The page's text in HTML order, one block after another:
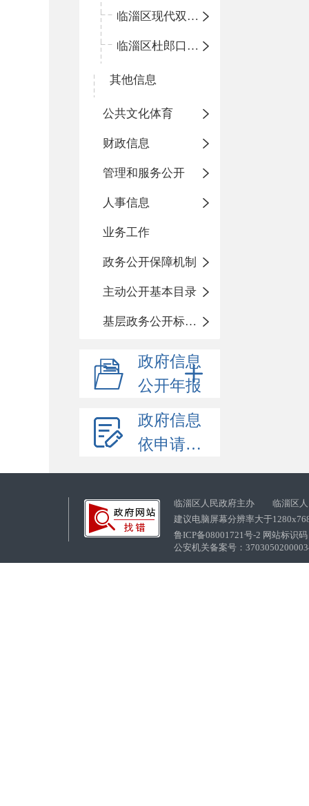
临淄区现代双语学校
临淄区杜郎口小学
其他信息
公共文化体育
财政信息
管理和服务公开
人事信息
业务工作
政务公开保障机制
主动公开基本目录
基层政务公开标准化目录
政府信息
公开年报
政府信息
依申请公开
临淄区人民政府主办 临淄区人
建议电脑屏幕分辨率大于
鲁ICP备08001721号-2 网站标识
公安机关备案号：